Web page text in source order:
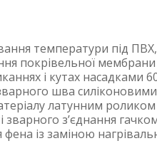
температури під
покрівельної
і кутах насадками
шва
латунним роликом
зварного з’єднання
фена із заміною